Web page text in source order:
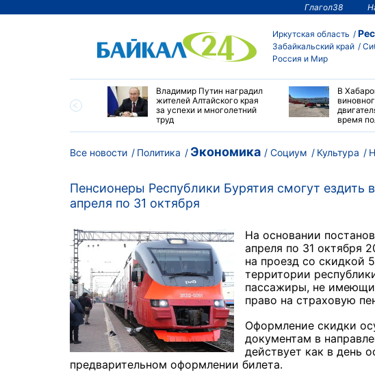
Глагол38
Иркутская область
Забайкальский край
Россия и Мир
Байкале - новая
Владимир Путин наградил
жителей Алтайского края
за успехи и многолетний
труд
В
время
Все новости Политика Экономика Социум Культура
Пенсионеры Республики Бурятия смогут ездить
апреля по 31 октября
На основании
апреля по 31 октября
на проезд со скидкой
территории
пассажиры, не
право на страховую
Оформление скидки
документам в
действует как в день
предварительном оформлении билета.